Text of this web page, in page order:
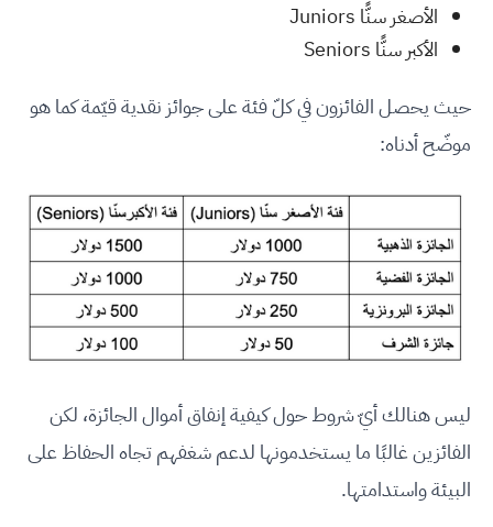
الأصغر سنًّا Juniors
الأكبر سنًّا Seniors
حيث يحصل الفائزون في كلّ فئة على جوائز نقدية قيّمة كما هو
موضّح أدناه:
ليس هنالك أيّ شروط حول كيفية إنفاق أموال الجائزة، لكن
الفائزين غالبًا ما يستخدمونها لدعم شغفهم تجاه الحفاظ على
البيئة واستدامتها.